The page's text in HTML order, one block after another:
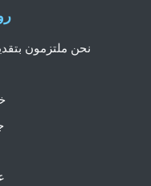
نحن ملتزمون